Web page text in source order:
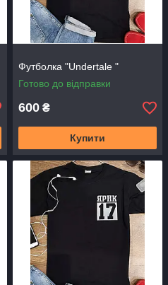
Футболка "Undertale "
Готово до відправки
600 ₴
Купити